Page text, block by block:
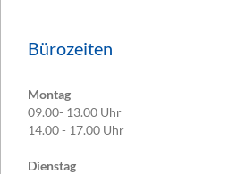
Bürozeiten
Montag
09.00- 13.00 Uhr
14.00 - 17.00 Uhr
Dienstag